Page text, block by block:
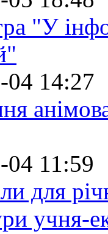
"У
04 14:27
04 11:59
для
учня-